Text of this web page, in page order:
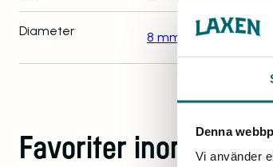
Denna
Vi använder
Diameter 8 mm 10 mm,12 mm
Favoriter inom